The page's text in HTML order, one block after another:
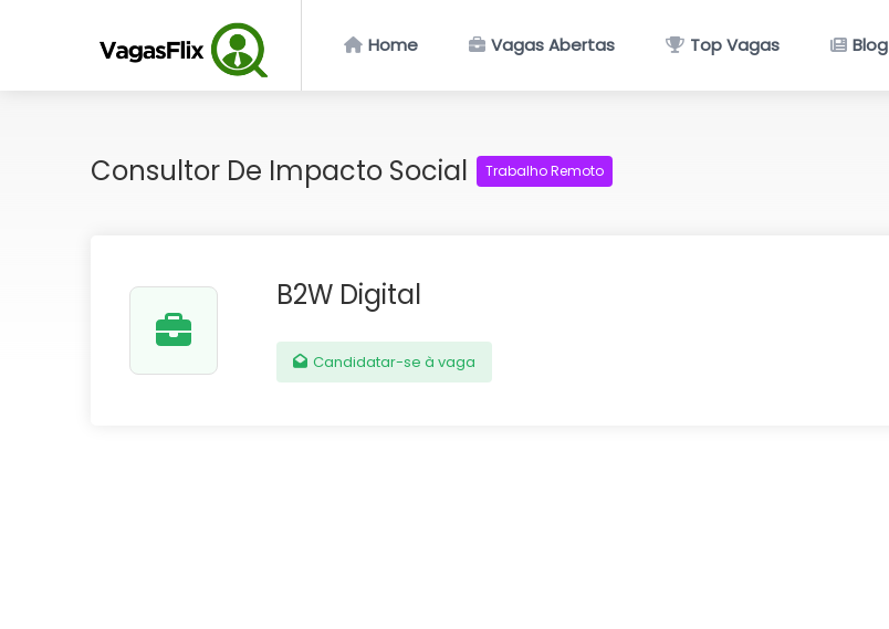
Home Vagas Abertas Top Vagas Blog
Consultor De Impacto Social Trabalho Remoto
B2W Digital
Candidatar-se à vaga